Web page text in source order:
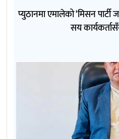
प्युठानमा एमालेको ‘मिसन पार्टी
सय